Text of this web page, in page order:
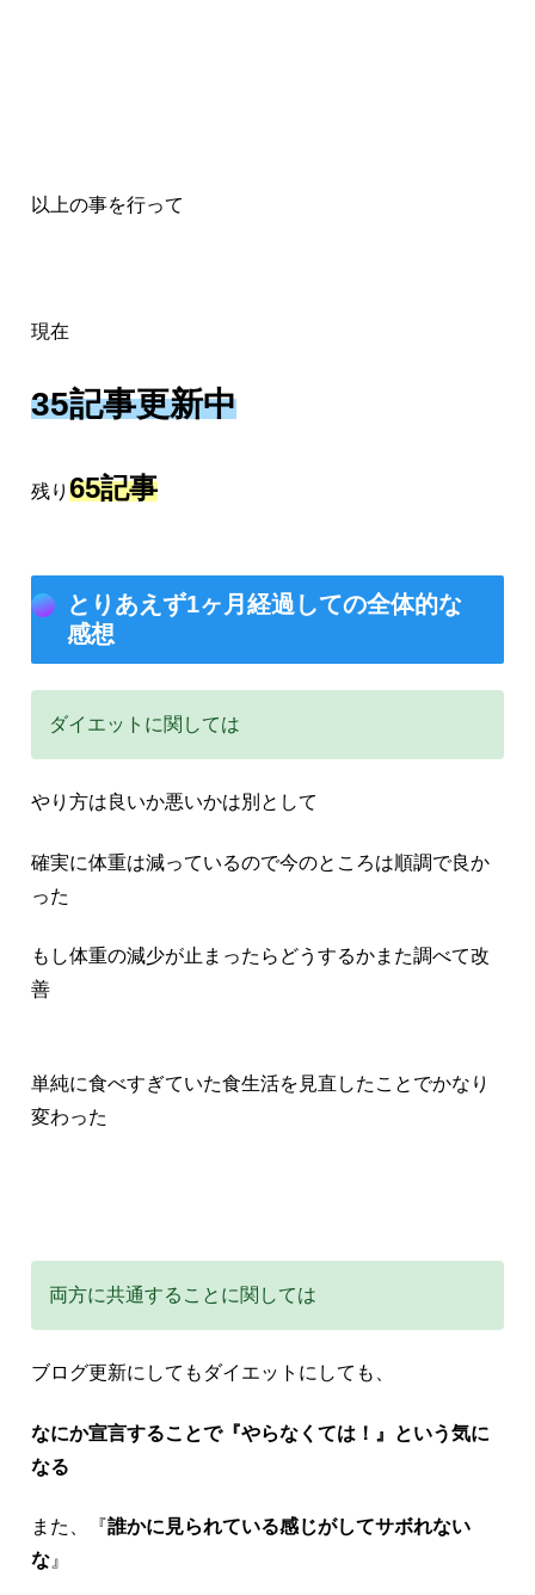
以上の事を行って
現在
35記事更新中
残り 65記事
とりあえず1ヶ月経過しての全体的な
感想
ダイエットに関しては
やり方は良いか悪いかは別として
確実に体重は減っているので今のところは順調で良か
った
もし体重の減少が止まったらどうするかまた調べて改
善
単純に食べすぎていた食生活を見直したことでかなり
変わった
両方に共通することに関しては
ブログ更新にしてもダイエットにしても、
なにか宣言することで『やらなくては！』という気に
なる
また、『誰かに見られている感じがしてサボれない
な 』